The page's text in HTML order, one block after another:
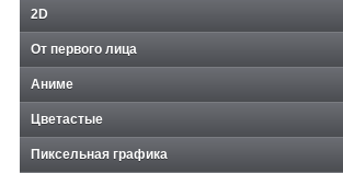
2D
От первого лица
Аниме
Цветастые
Пиксельная графика